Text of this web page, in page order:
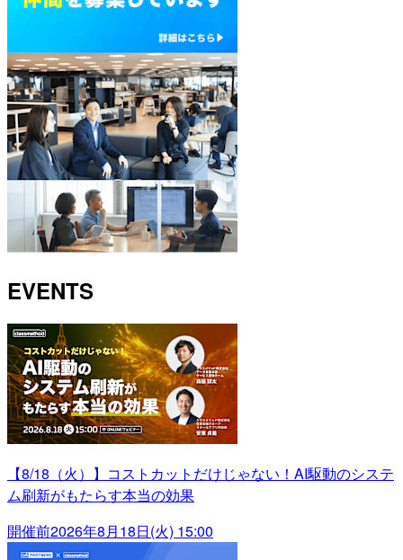
EVENTS
【8/18（火）】コストカットだけじゃない！AI駆動のシステ
ム刷新がもたらす本当の効果
開催前2026年8月18日(火) 15:00